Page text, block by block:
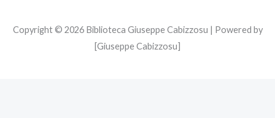
Copyright © 2026 Biblioteca Giuseppe Cabizzosu | Powered by
[Giuseppe Cabizzosu]